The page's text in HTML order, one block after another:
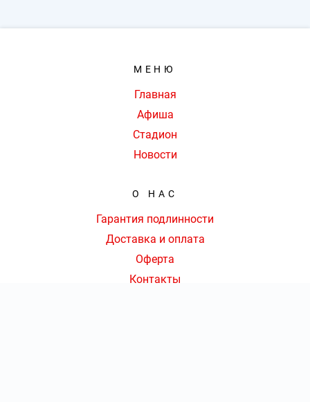
МЕНЮ
Главная
Афиша
Стадион
Новости
О НАС
Гарантия подлинности
Доставка и оплата
Оферта
Контакты